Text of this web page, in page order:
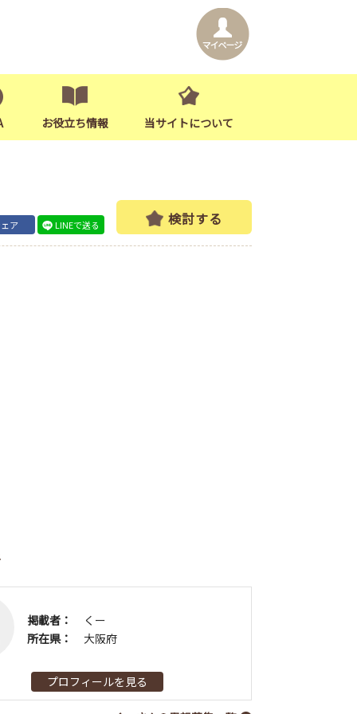
お役立ち情報 当サイトについて
ア LINEで送る 検討する
掲載者：
くー
所在県：
大阪府
プロフィールを見る